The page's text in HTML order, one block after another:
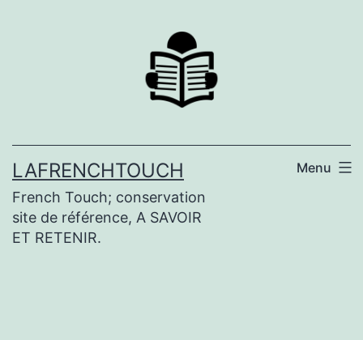
LAFRENCHTOUCH
French Touch; conservation
site de référence, A SAVOIR
ET RETENIR.
Menu